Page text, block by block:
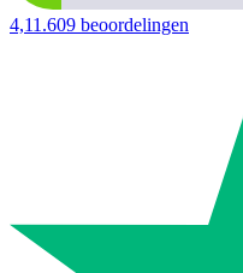
4,11.609 beoordelingen